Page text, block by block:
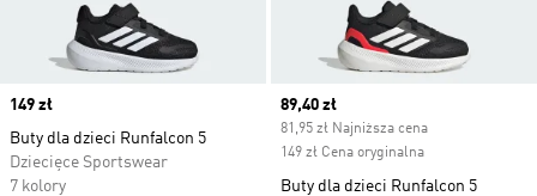
Price
149 zł
Buty dla dzieci Runfalcon 5
Dziecięce Sportswear
7 kolory
Current price
89,40 zł
81,95 zł Najniższa cena
149 zł Cena oryginalna
Buty dla dzieci Runfalcon 5